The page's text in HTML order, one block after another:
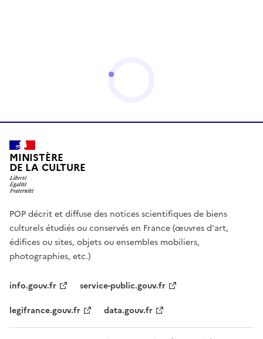
MINISTÈRE
DE LA CULTURE
POP décrit et diffuse des notices scientifiques de biens
culturels étudiés ou conservés en France (œuvres d'art,
édifices ou sites, objets ou ensembles mobiliers,
photographies, etc.)
info.gouv.fr
service-public.gouv.fr
legifrance.gouv.fr
data.gouv.fr